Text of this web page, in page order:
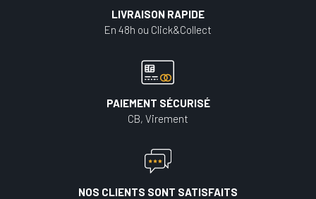
LIVRAISON RAPIDE
En 48h ou Click&Collect
PAIEMENT SÉCURISÉ
CB, Virement
NOS CLIENTS SONT SATISFAITS